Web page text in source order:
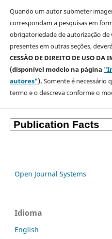
Quando um autor submeter
correspondam a pesquisas em
obrigatoriedade de autorização de
presentes em outras seções,
CESSÃO DE DIREITO DE USO DA
(disponível modelo na página
autores"). Somente é necessário
termo e o descrevaconforme o
Open Journal Systems
Idioma
English